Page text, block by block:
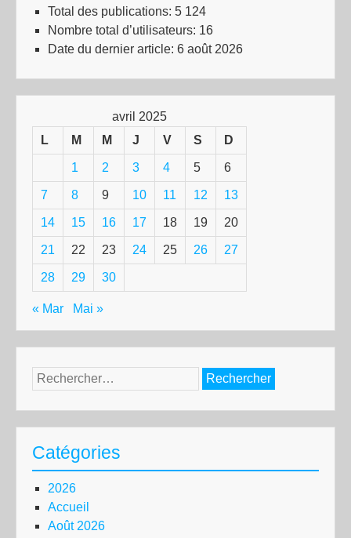
Total des publications: 5 124
Nombre total d’utilisateurs: 16
Date du dernier article: 6 août 2026
avril 2025
L
M M J V S D
1 2 3 4 5 6
7 8 9 10 11 12 13
14 15 16 17 18 19 20
21 22 23 24 25 26 27
28 29 30
« Mar Mai »
Rechercher :
Catégories
2026
Accueil
Août 2026